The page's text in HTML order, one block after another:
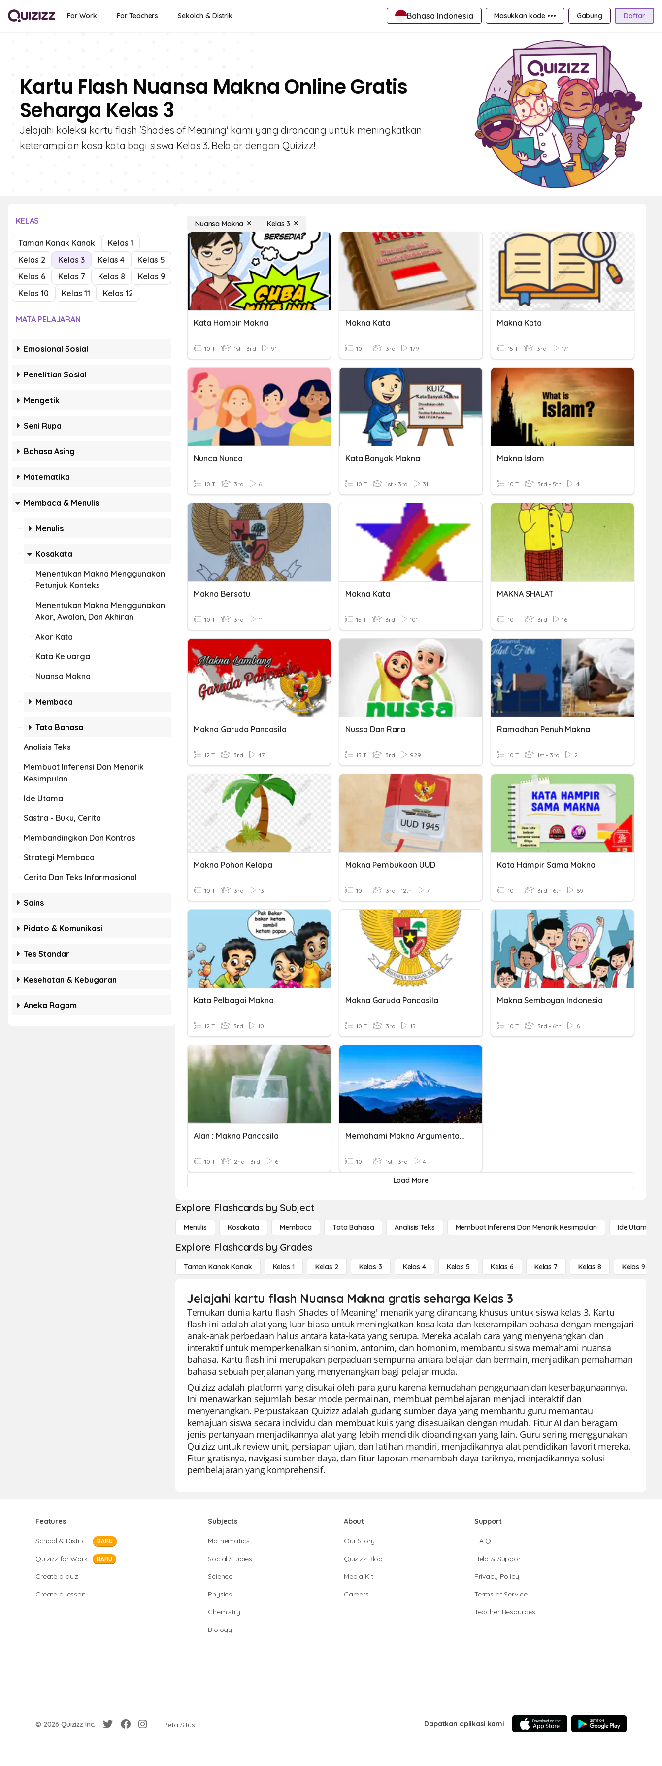
For Work For Teachers Sekolah & Distrik Bahasa Indonesia Masukkan kode ••• Gabung Daftar
Kartu Flash Nuansa Makna Online Gratis
Seharga Kelas 3
Jelajahi koleksi kartu flash 'Shades of Meaning' kami yang dirancang untuk meningkatkan
keterampilan kosa kata bagi siswa Kelas 3. Belajar dengan Quizizz!
KELAS
Taman Kanak Kanak
Kelas 1
Kelas 2
Kelas 3 Kelas 4
Kelas 5
Kelas 6
Kelas 7 Kelas 8
Kelas 9
Kelas 10
Kelas 11 Kelas 12
MATA PELAJARAN
Emosional Sosial
Penelitian Sosial
Mengetik
Seni Rupa
Bahasa Asing
Matematika
Membaca & Menulis
Menulis
Kosakata
Menentukan Makna Menggunakan
Petunjuk Konteks
Menentukan Makna Menggunakan
Akar, Awalan, Dan Akhiran
Akar Kata
Kata Keluarga
Nuansa Makna
Membaca
Tata Bahasa
Analisis Teks
Membuat Inferensi Dan Menarik
Kesimpulan
Ide Utama
Sastra - Buku, Cerita
Membandingkan Dan Kontras
Strategi Membaca
Cerita Dan Teks Informasional
Sains
Pidato & Komunikasi
Tes Standar
Kesehatan & Kebugaran
Aneka Ragam
Nuansa Makna Kelas 3
Kata Hampir Makna
10 T 1st - 3rd 91
Makna Kata
10 T 3rd 179
Makna Kata
15 T 3rd 171
Nunca Nunca
10 T 3rd 6
Kata Banyak Makna
10 T 1st - 3rd 31
Makna Islam
10 T 3rd - 5th 4
Makna Bersatu
10 T 3rd 11
Makna Kata
15 T 3rd 101
MAKNA SHALAT
10 T 3rd 16
Makna Garuda Pancasila
12 T 3rd 47
Nussa Dan Rara
15 T 3rd 929
Ramadhan Penuh Makna
10 T 1st - 3rd 2
Makna Pohon Kelapa
10 T 3rd 13
Makna Pembukaan UUD
10 T 3rd - 12th 7
Kata Hampir Sama Makna
10 T 3rd - 6th 69
Kata Pelbagai Makna
12 T 3rd 10
Makna Garuda Pancasila
10 T 3rd 15
Makna Semboyan Indonesia
10 T 3rd - 6th 6
Alan : Makna Pancasila
10 T 2nd - 3rd 6
Memahami Makna Argumentasi
10 T 1st - 3rd 4
Load More
Explore Flashcards by Subject
Menulis Kosakata Membaca Tata Bahasa Analisis Teks Membuat Inferensi Dan Menarik Kesimpulan Ide Utama
Explore Flashcards by Grades
Taman Kanak Kanak Kelas 1 Kelas 2 Kelas 3 Kelas 4 Kelas 5 Kelas 6 Kelas 7 Kelas 8 Kelas 9
Jelajahi kartu flash Nuansa Makna gratis seharga Kelas 3
Temukan dunia kartu flash 'Shades of Meaning' menarik yang dirancang khusus untuk siswa kelas 3. Kartu
flash ini adalah alat yang luar biasa untuk meningkatkan kosa kata dan keterampilan bahasa dengan mengajari
anak-anak perbedaan halus antara kata-kata yang serupa. Mereka adalah cara yang menyenangkan dan
interaktif untuk memperkenalkan sinonim, antonim, dan homonim, membantu siswa memahami nuansa
bahasa. Kartu flash ini merupakan perpaduan sempurna antara belajar dan bermain, menjadikan pemahaman
bahasa sebuah perjalanan yang menyenangkan bagi pelajar muda.
Quizizz adalah platform yang disukai oleh para guru karena kemudahan penggunaan dan keserbagunaannya.
Ini menawarkan sejumlah besar mode permainan, membuat pembelajaran menjadi interaktif dan
menyenangkan. Perpustakaan Quizizz adalah gudang sumber daya yang membantu guru memantau
kemajuan siswa secara individu dan membuat kuis yang disesuaikan dengan mudah. Fitur AI dan beragam
jenis pertanyaan menjadikannya alat yang lebih mendidik dibandingkan yang lain. Guru sering menggunakan
Quizizz untuk review unit, persiapan ujian, dan latihan mandiri, menjadikannya alat pendidikan favorit mereka.
Fitur gratisnya, navigasi sumber daya, dan fitur laporan menambah daya tariknya, menjadikannya solusi
pembelajaran yang komprehensif.
Features
School & District BARU
Quizizz for Work BARU
Create a quiz
Create a lesson
Subjects
Mathematics
Social Studies
Science
Physics
Chemistry
Biology
About
Our Story
Quizizz Blog
Media Kit
Careers
Support
F.A.Q.
Help & Support
Privacy Policy
Terms of Service
Teacher Resources
© 2026 Quizizz Inc. Peta Situs Dapatkan aplikasi kami